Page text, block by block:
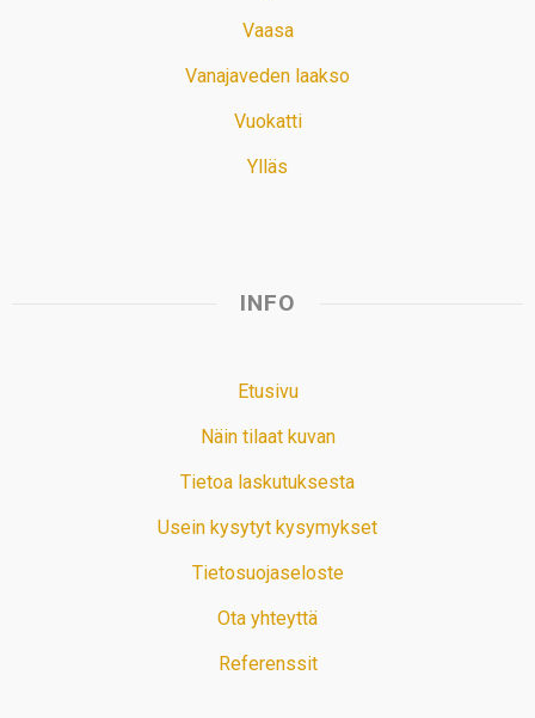
Vaasa
Vanajaveden laakso
Vuokatti
Ylläs
INFO
Etusivu
Näin tilaat kuvan
Tietoa laskutuksesta
Usein kysytyt kysymykset
Tietosuojaseloste
Ota yhteyttä
Referenssit